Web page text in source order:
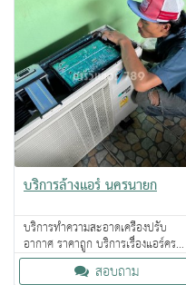
บริการล้างแอร์ นครนายก
บริการทำความสะอาดเครื่องปรับ
อากาศ ราคาถูก บริการเรื่องแอร์ครบ
วงจร โดยทีมช่างมืออาชีพ บริการด้วย
สอบถาม